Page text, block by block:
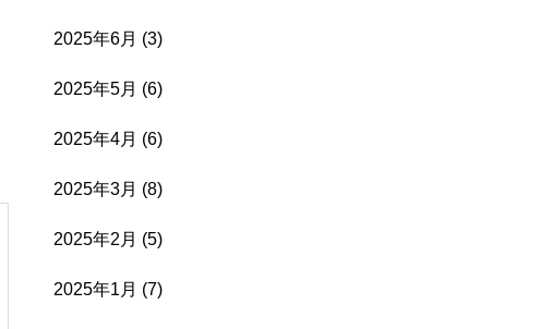
2025年6月 (3)
2025年5月 (6)
2025年4月 (6)
2025年3月 (8)
2025年2月 (5)
2025年1月 (7)